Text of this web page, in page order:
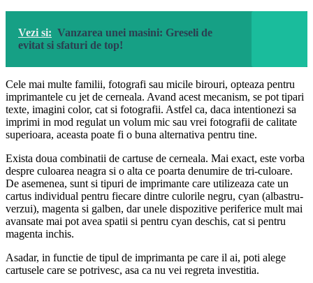
Vezi si: Vanzarea unei masini: Greseli de
evitat si sfaturi de top!
Cele mai multe familii, fotografi sau micile birouri, opteaza pentru
imprimantele cu jet de cerneala. Avand acest mecanism, se pot tipari
texte, imagini color, cat si fotografii. Astfel ca, daca intentionezi sa
imprimi in mod regulat un volum mic sau vrei fotografii de calitate
superioara, aceasta poate fi o buna alternativa pentru tine.
Exista doua combinatii de cartuse de cerneala. Mai exact, este vorba
despre culoarea neagra si o alta ce poarta denumire de tri-culoare.
De asemenea, sunt si tipuri de imprimante care utilizeaza cate un
cartus individual pentru fiecare dintre culorile negru, cyan (albastru-
verzui), magenta si galben, dar unele dispozitive periferice mult mai
avansate mai pot avea spatii si pentru cyan deschis, cat si pentru
magenta inchis.
Asadar, in functie de tipul de imprimanta pe care il ai, poti alege
cartusele care se potrivesc, asa ca nu vei regreta investitia.